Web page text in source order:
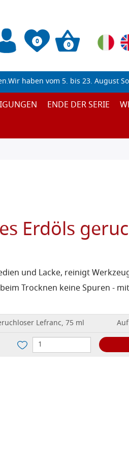
0 0
haben vom 5. bis 23. August
ENDE DER SERIE
Erdöls
und Lacke, reinigt
Trocknen keine Spuren -
Lefranc, 75 ml